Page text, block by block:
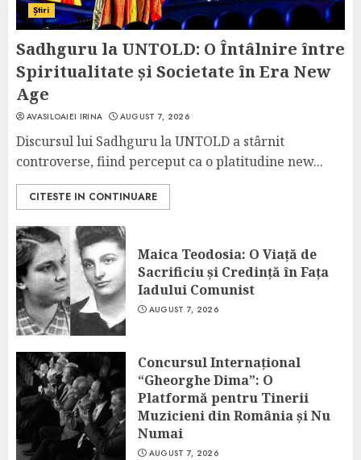
Știri
Sadhguru la UNTOLD: O Întâlnire între
Spiritualitate și Societate în Era New
Age
AVASILOAIEI IRINA AUGUST 7, 2026
Discursul lui Sadhguru la UNTOLD a stârnit
controverse, fiind perceput ca o platitudine new...
CITESTE IN CONTINUARE
Maica Teodosia: O Viață de
Sacrificiu și Credință în Fața
Iadului Comunist
AUGUST 7, 2026
Concursul Internațional
“Gheorghe Dima”: O
Platformă pentru Tinerii
Muzicieni din România și Nu
Numai
AUGUST 7, 2026